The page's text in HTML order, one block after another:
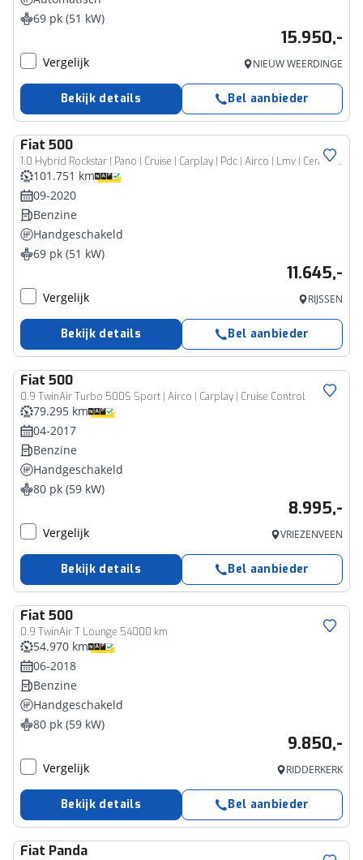
69 pk (51 kW)
15.950,-
Vergelijk NIEUW WEERDINGE
Bekijk details Bel aanbieder
Fiat 500
1.0 Hybrid Rockstar | Pano | Cruise | Carplay | Pdc | Airco | Lmv | Centrale Deurvergrendeling |
101.751 km
09-2020
Benzine
Handgeschakeld
69 pk (51 kW)
11.645,-
Vergelijk RIJSSEN
Bekijk details Bel aanbieder
Fiat 500
0.9 TwinAir Turbo 500S Sport | Airco | Carplay | Cruise Control
79.295 km
04-2017
Benzine
Handgeschakeld
80 pk (59 kW)
8.995,-
Vergelijk VRIEZENVEEN
Bekijk details Bel aanbieder
Fiat 500
0.9 TwinAir T Lounge 54000 km
54.970 km
06-2018
Benzine
Handgeschakeld
80 pk (59 kW)
9.850,-
Vergelijk RIDDERKERK
Bekijk details Bel aanbieder
Fiat Panda